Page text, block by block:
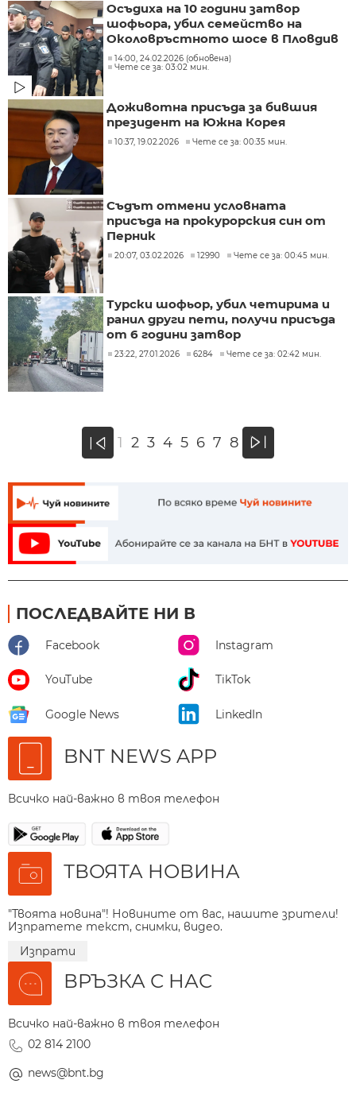
Осъдиха на 10 години затвор
шофьора, убил семейство на
Околовръстното шосе в Пловдив
14:00, 24.02.2026 (обновена)
Чете се за: 03:02 мин.
Доживотна присъда за бившия
президент на Южна Корея
10:37, 19.02.2026 Чете се за: 00:35 мин.
Съдът отмени условната
присъда на прокурорския син от
Перник
20:07, 03.02.2026 12990 Чете се за: 00:45 мин.
Турски шофьор, убил четирима и
ранил други пети, получи присъда
от 6 години затвор
23:22, 27.01.2026 6284 Чете се за: 02:42 мин.
« 1 2 3 4 5 6 7 8 »
ПОСЛЕДВАЙТЕ НИ В
Facebook Instagram
YouTube TikTok
Google News LinkedIn
BNT NEWS APP
Всичко най-важно в твоя телефон
ТВОЯТА НОВИНА
"Твоята новина"! Новините от вас, нашите зрители!
Изпратете текст, снимки, видео.
Изпрати
ВРЪЗКА С НАС
Всичко най-важно в твоя телефон
02 814 2100
news@bnt.bg